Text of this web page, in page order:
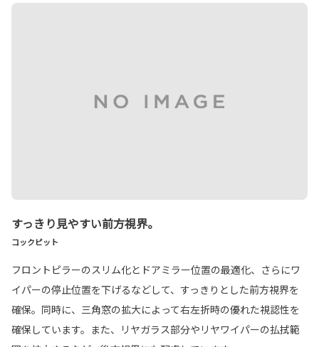
すっきり見やすい前方視界。
コックピット
フロントピラーのスリム化とドアミラー位置の最適化、さらにワ
イパーの停止位置を下げるなどして、すっきりとした前方視界を
確保。同時に、三角窓の拡大によって右左折時の優れた視認性を
確保しています。また、リヤガラス部分やリヤワイパーの払拭範